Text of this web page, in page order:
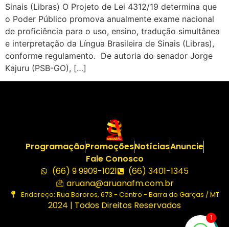
Sinais (Libras) O Projeto de Lei 4312/19 determina que
o Poder Público promova anualmente exame nacional
de proficiência para o uso, ensino, tradução simultânea
e interpretação da Língua Brasileira de Sinais (Libras),
conforme regulamento. De autoria do senador Jorge
Kajuru (PSB-GO), […]
ProgramaçãoPromoçõesNotíciasAnuncie
Fale Conosco
(66) 9 9909-1021
(66) 3401-1345
aruana@aruanafm.com.br
Endereço: Rua Bororos, 673 - Centro - Barra do Garças / MT
2024 | Todos Direitos Reservados
1